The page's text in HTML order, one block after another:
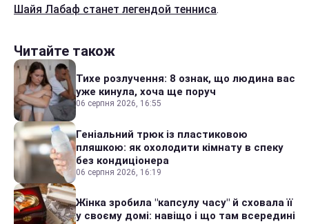
Шайя Лабаф станет легендой тенниса.
Читайте також
Тихе розлучення: 8 ознак, що людина вас
уже кинула, хоча ще поруч
06 серпня 2026, 16:55
Геніальний трюк із пластиковою
пляшкою: як охолодити кімнату в спеку
без кондиціонера
06 серпня 2026, 16:19
Жінка зробила "капсулу часу" й сховала її
у своєму домі: навіщо і що там всередині